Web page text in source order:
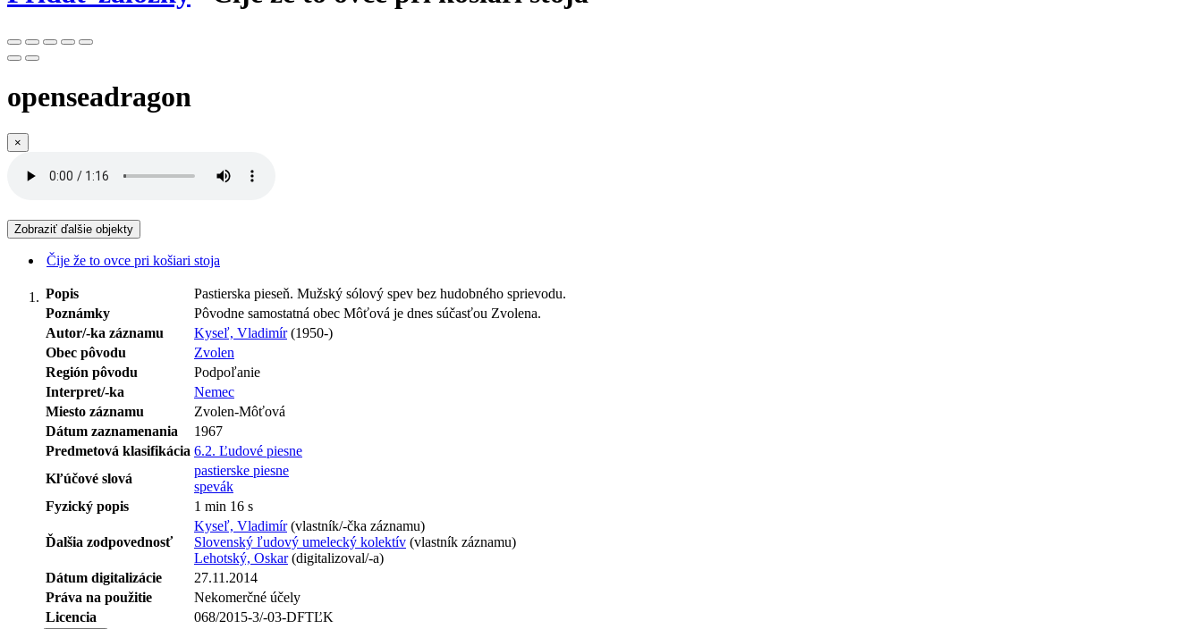
openseadragon
×
Zobraziť ďalšie objekty
Čije že to ovce pri košiari stoja
Popis
Pastierska pieseň. Mužský sólový spev bez hudobného sprievodu.
Poznámky
Pôvodne samostatná obec Môťová je dnes súčasťou Zvolena.
Autor/-ka záznamu
Kyseľ, Vladimír(1950-)
Obec pôvodu
Zvolen
Región pôvodu
Podpoľanie
Interpret/-ka
Nemec
Miesto záznamu
Zvolen-Môťová
Dátum zaznamenania
1967
Predmetová klasifikácia 6.2. Ľudové piesne
Kľúčové slová
pastierske piesne
spevák
Fyzický popis
1 min 16 s
Ďalšia zodpovednosť
Kyseľ, Vladimír(vlastník/-čka záznamu)
Slovenský ľudový umelecký kolektív (vlastník záznamu)
Lehotský, Oskar(digitalizoval/-a)
Dátum digitalizácie
27.11.2014
Práva na použitie
Nekomerčné účely
Licencia
068/2015-3/-03-DFTĽK